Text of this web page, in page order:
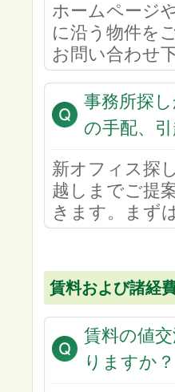
ホームページ
に沿う物件を
お問い合わせ
事務所探
の手配、
新オフィス探
越しまでご提
きます。まず
賃料および諸経
賃料の値
りますか？